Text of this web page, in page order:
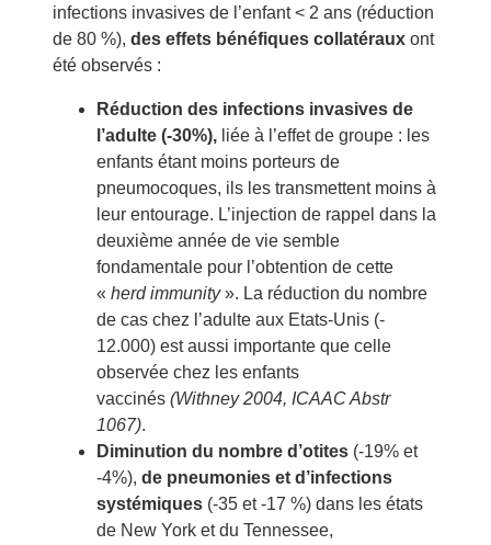
infections invasives de l’enfant < 2 ans (réduction
de 80 %), des effets bénéfiques collatéraux ont
été observés :
Réduction des infections invasives de
l’adulte (-30%), liée à l’effet de groupe : les
enfants étant moins porteurs de
pneumocoques, ils les transmettent moins à
leur entourage. L’injection de rappel dans la
deuxième année de vie semble
fondamentale pour l’obtention de cette
« herd immunity». La réduction du nombre
de cas chez l’adulte aux Etats-Unis (-
12.000) est aussi importante que celle
observée chez les enfants
vaccinés (Withney 2004, ICAAC Abstr
1067).
Diminution du nombre d’otites (-19% et
-4%), de pneumonies et d’infections
systémiques (-35 et -17 %) dans les états
de New York et du Tennessee,